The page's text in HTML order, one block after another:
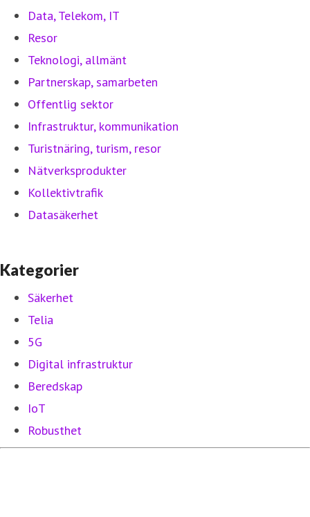
Data, Telekom, IT
Resor
Teknologi, allmänt
Partnerskap, samarbeten
Offentlig sektor
Infrastruktur, kommunikation
Turistnäring, turism, resor
Nätverksprodukter
Kollektivtrafik
Datasäkerhet
Kategorier
Säkerhet
Telia
5G
Digital infrastruktur
Beredskap
IoT
Robusthet